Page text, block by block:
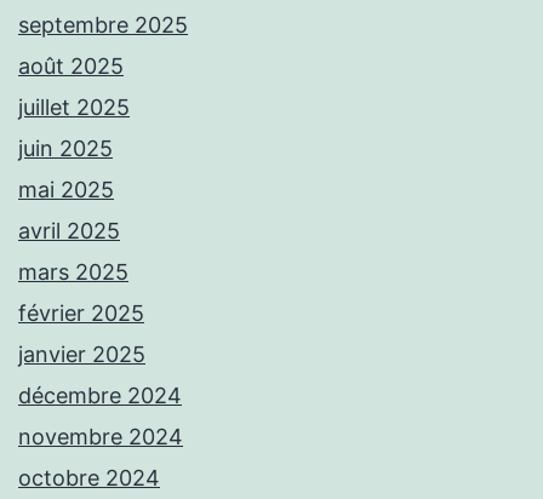
septembre 2025
août 2025
juillet 2025
juin 2025
mai 2025
avril 2025
mars 2025
février 2025
janvier 2025
décembre 2024
novembre 2024
octobre 2024